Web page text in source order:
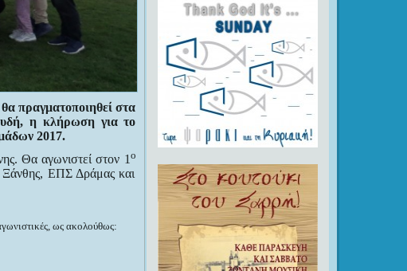
πραγματοποιηθεί στα
η κλήρωση για το
2017.
Θα αγωνιστεί στον 1 ο
ΕΠΣ Δράμας και
ως ακολούθως: